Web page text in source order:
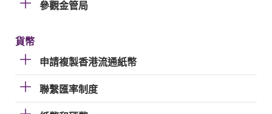
參觀金管局
貨幣
申請複製香港流通紙幣
聯繫匯率制度